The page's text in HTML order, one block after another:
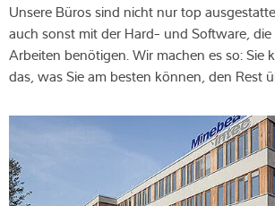
Unsere Büros sind nicht nur top
auch sonst mit der Hard- und Software, die
Arbeiten benötigen. Wir machen es so: Sie
das, was Sie am besten können, den Rest